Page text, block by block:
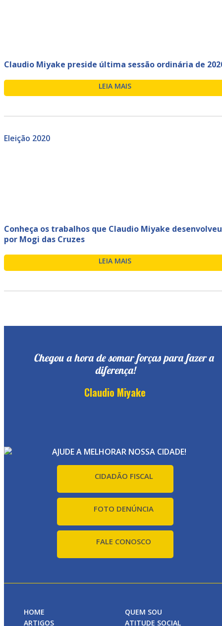
Claudio Miyake preside última sessão ordinária de
LEIA MAIS
Eleição 2020
Conheça os trabalhos que Claudio Miyake desenvolveu
por Mogi das Cruzes
LEIA MAIS
Chegou a hora de somar forças para fazer a
diferença!
Claudio Miyake
AJUDE A MELHORAR NOSSA CIDADE!
CIDADÃO FISCAL
FOTO DENÚNCIA
FALE CONOSCO
HOME
QUEM SOU
ARTIGOS
ATITUDE SOCIAL